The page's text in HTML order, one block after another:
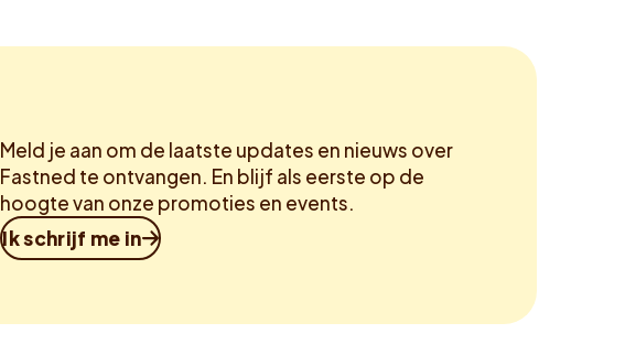
Meld je aan om de laatste updates en nieuws over
Fastned te ontvangen. En blijf als eerste op de
hoogte van onze promoties en events.
Ik schrijf me in